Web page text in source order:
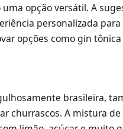
opção versátil. A
personalizada
opções como gin
brasileira,
churrascos. A mistura